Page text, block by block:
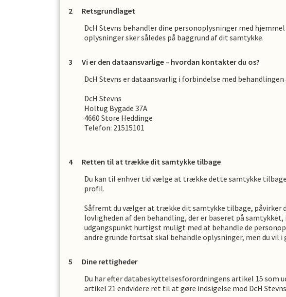
Retsgrundlaget
DcH Stevns behandler dine personoplysninger med
oplysninger sker således på baggrund af dit samtykke.
Vi er den dataansvarlige – hvordan kontakter du os?
DcH Stevns er dataansvarlig i forbindelse med
DcH Stevns
Holtug Bygade 37A
4660 Store Heddinge
Telefon: 21515101
Retten til at trække dit samtykke tilbage
Du kan til enhver tid vælge at trække dette samtykke
profil.
Såfremt du vælger at trække dit samtykke tilbage, påvirker
lovligheden af den behandling, der er baseret på
udgangspunkt hurtigst muligt med at behandle de
andre grunde fortsat skal behandle oplysninger, men du vil i
Dine rettigheder
Du har efter databeskyttelsesforordningens artikel 15 som
artikel 21 endvidere ret til at gøre indsigelse mod DcH Stevns